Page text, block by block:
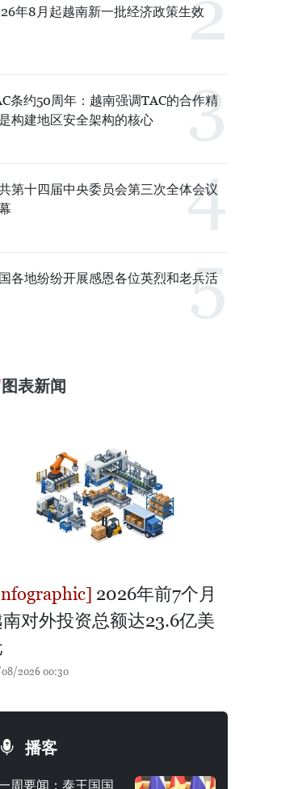
年8月起越南新一批经济政策生效
条约50周年：越南强调TAC的合作精
构建地区安全架构的核心
第十四届中央委员会第三次全体会议
各地纷纷开展感恩各位英烈和老兵活
图表新闻
2026年前7个月
南对外投资总额达23.6亿美
2026 00:30
播客
周要闻：泰王国国